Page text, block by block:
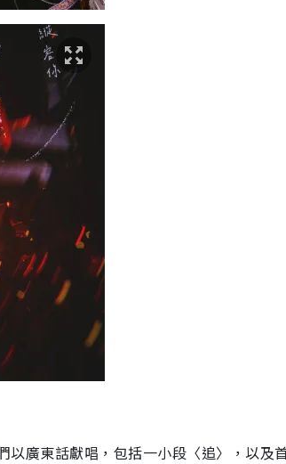
以廣東話獻唱，包括一小段〈追〉，以及